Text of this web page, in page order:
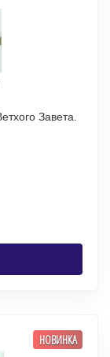
Завета.
НОВИНКА